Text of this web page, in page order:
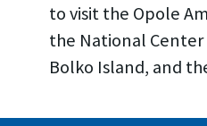
to visit the Opole
the National Center
Bolko Island, and